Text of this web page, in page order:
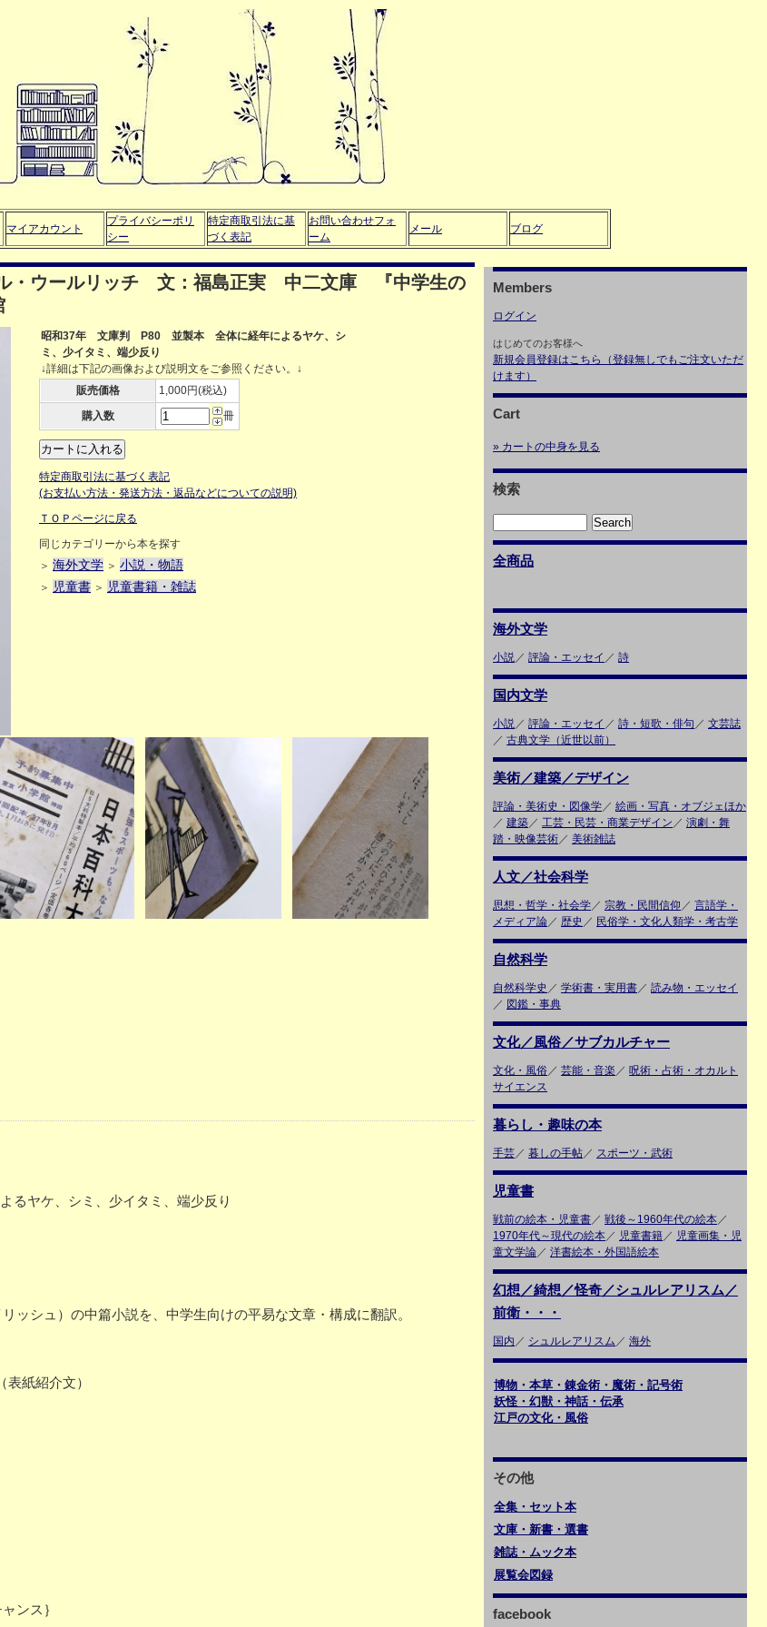
マイアカウント
プライバシーポリ
シー
特定商取引法に基
づく表記
お問い合わせフォ
ーム
メール ブログ
・ウールリッチ 文：福島正実 中二文庫 『中学生の
昭和37年 文庫判 P80 並製本 全体に経年によるヤケ、シ
ミ、少イタミ、端少反り
↓詳細は下記の画像および説明文をご参照ください。↓
販売価格
1,000円(税込)
購入数
冊
特定商取引法に基づく表記
(お支払い方法・発送方法・返品などについての説明)
ＴＯＰページに戻る
同じカテゴリーから本を探す
＞ 海外文学 ＞ 小説・物語
＞ 児童書 ＞ 児童書籍・雑誌
ヤケ、シミ、少イタミ、端少反り
ッシュ）の中篇小説を、中学生向けの平易な文章・構成に翻訳。
紙紹介文）
ンス｝
Members
ログイン
はじめてのお客様へ
新規会員登録はこちら（登録無しでもご注文いただ
けます）
Cart
» カートの中身を見る
検索
全商品
海外文学
小説／ 評論・エッセイ ／ 詩
国内文学
小説／ 評論・エッセイ ／ 詩・短歌・俳句 ／ 文芸誌
／ 古典文学（近世以前）
美術／建築／デザイン
評論・美術史・図像学／ 絵画・写真・オブジェほか
／ 建築／ 工芸・民芸・商業デザイン ／ 演劇・舞
踏・映像芸術／ 美術雑誌
人文／社会科学
思想・哲学・社会学／ 宗教・民間信仰 ／ 言語学・
メディア論／ 歴史 ／ 民俗学・文化人類学・考古学
自然科学
自然科学史 ／ 学術書・実用書／ 読み物・エッセイ
／ 図鑑・事典
文化／風俗／サブカルチャー
文化・風俗／ 芸能・音楽 ／ 呪術・占術・オカルト
サイエンス
暮らし・趣味の本
手芸／ 暮しの手帖／ スポーツ・武術
児童書
戦前の絵本・児童書／ 戦後～1960年代の絵本／
1970年代～現代の絵本／ 児童書籍／ 児童画集・児
童文学論／ 洋書絵本・外国語絵本
幻想／綺想／怪奇／シュルレアリスム／
前衛・・・
国内 ／ シュルレアリスム ／ 海外
博物・本草・錬金術・魔術・記号術
妖怪・幻獣・神話・伝承
江戸の文化・風俗
その他
全集・セット本
文庫・新書・選書
雑誌・ムック本
展覧会図録
facebook